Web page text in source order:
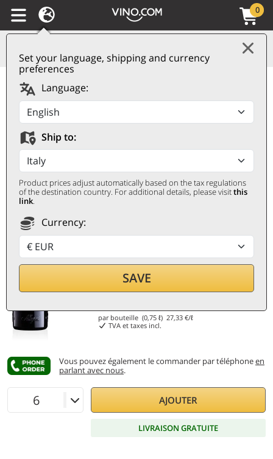
Set your language, shipping and currency
preferences
Language:
Ship to:
Product prices adjust automatically based on the tax regulations
of the destination country. For additional details, please visitthis
link.
Currency:
SAVE
0
Valpolicella Classico
Superiore DOC 2024
Allegrini
ALLEGRINI
0,75 ℓ
20,50€
par bouteille (0,75 ℓ)27,33 €/ℓ
TVA et taxes incl.
Vous pouvez également le commander par téléphoneen
parlant avec nous.
AJOUTER
LIVRAISON GRATUITE